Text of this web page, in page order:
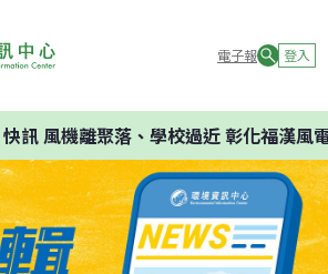
電子報 登入
快訊風機離聚落、學校過近 彰化福漢風電